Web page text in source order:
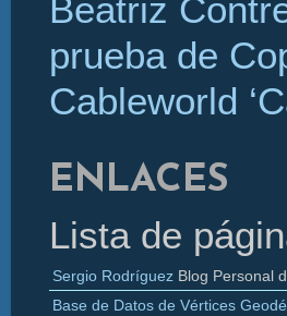
Beatriz
prueba de
Cableworld
ENLACES
Lista de
Sergio Rodríguez Blog Personal
Base de Datos de Vértices